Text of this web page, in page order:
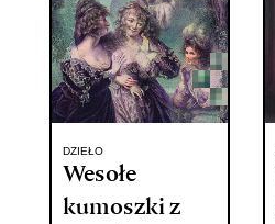
DZIEŁO
Wesołe
kumoszki z